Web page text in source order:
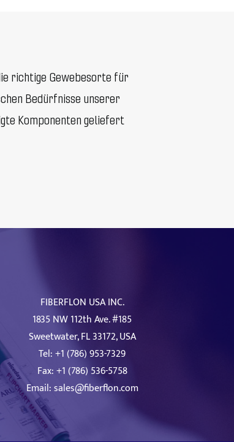
richtige Gewebesorte für
Bedürfnisse unserer
Komponenten geliefert
FIBERFLON USA INC.
1835 NW 112th Ave. #185
Sweetwater, FL 33172, USA
Tel: +1 (786) 953-7329
Fax: +1 (786) 536-5758
Email:sales@fiberflon.com